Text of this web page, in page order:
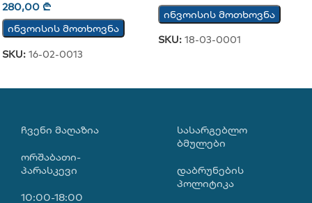
280,00 ₾
ინვოისის მოთხოვნა
SKU: 16-02-0013
ინვოისის მოთხოვნა
SKU: 18-03-0001
ᲩᲕᲔᲜᲘ ᲛᲐᲦᲐᲖᲘᲐ
ორშაბათი-
პარასკევი
10:00-18:00
ᲡᲐᲡᲐᲠᲒᲔᲑᲚᲝ
ᲑᲛᲣᲚᲔᲑᲘ
დაბრუნების
პოლიტიკა